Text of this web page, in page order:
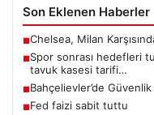
Son Eklenen Haberler
■Chelsea, Milan
■Spor sonrası hedefleri
tavuk kasesi tarifi…
■Bahçelievler’de
■Fed faizi sabit tuttu